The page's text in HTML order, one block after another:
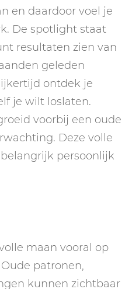
en daardoor voel je
De spotlight staat
resultaten zien van
geleden
ontdek je
je wilt loslaten.
voorbij een oude
Deze volle
persoonlijk
maan vooral op
patronen,
kunnen zichtbaar